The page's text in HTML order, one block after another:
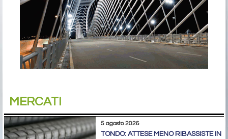
MERCATI
5 agosto 2026
TONDO: ATTESE MENO RIBASSISTE IN